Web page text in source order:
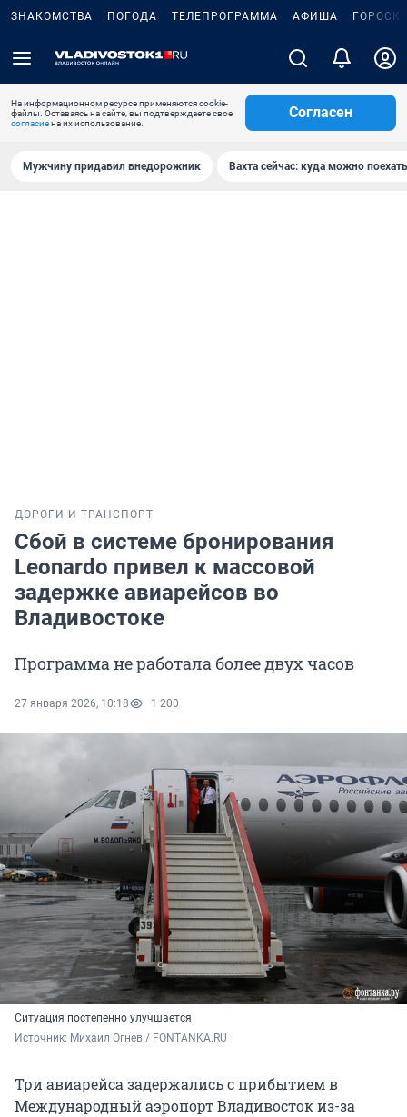
ЗНАКОМСТВА ПОГОДА ТЕЛЕПРОГРАММА АФИША
На информационном ресурсе применяются cookie-
файлы. Оставаясь на сайте, вы подтверждаете свое
согласиена их использование.
Согласен
Мужчину придавил внедорожник Вахта сейчас: куда можно
ДОРОГИ И ТРАНСПОРТ
Сбой в системе бронирования
Leonardo привел к массовой
задержке авиарейсов во
Владивостоке
Программа не работала более двух часов
27 января 2026, 10:18 1 200
Ситуация постепенно улучшается
Источник: Михаил Огнев / FONTANKA.RU
Три авиарейса задержались с прибытием в
Международный аэропорт Владивосток из-за